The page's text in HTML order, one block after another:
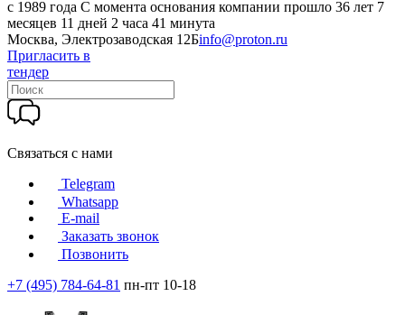
c 1989 года С момента основания компании прошло 36 лет 7
месяцев 11 дней 2 часа 41 минута
Москва, Электрозаводская 12Бinfo@proton.ru
Пригласить в
тендер
Связаться с нами
Telegram
Whatsapp
E-mail
Заказать звонок
Позвонить
+7 (495) 784-64-81 пн-пт 10-18